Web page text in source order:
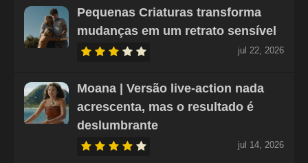
Pequenas Criaturas transforma
mudanças em um retrato sensível
jul 22, 2026
Moana | Versão live-action nada
acrescenta, mas o resultado é
deslumbrante
jul 14, 2026